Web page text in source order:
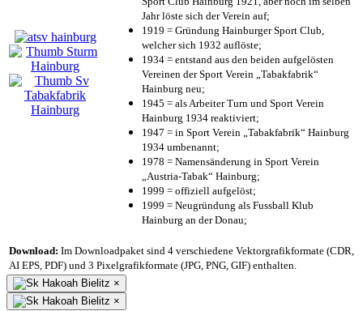
Jahr löste sich der Verein auf;
1919 = Gründung Hainburger Sport Club,
welcher sich 1932 auflöste;
1934 = entstand aus den beiden aufgelösten
Vereinen der Sport Verein „Tabakfabrik“
Hainburg neu;
1945 = als Arbeiter Turn und Sport Verein
Hainburg 1934 reaktiviert;
1947 = in Sport Verein „Tabakfabrik“ Hainburg
1934 umbenannt;
1978 = Namensänderung in Sport Verein
„Austria-Tabak“ Hainburg;
1999 = offiziell aufgelöst;
1999 = Neugründung als Fussball Klub
Hainburg an der Donau;
Download: Im Downloadpaket sind 4 verschiedene Vektorgrafikformate (CDR,
AI EPS, PDF) und 3 Pixelgrafikformate (JPG, PNG, GIF) enthalten.
×
×